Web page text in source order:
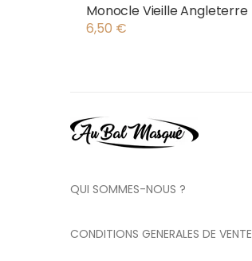
Monocle Vieille Angleterre
6,50 €
QUI SOMMES-NOUS ?
CONDITIONS GENERALES DE VENTE